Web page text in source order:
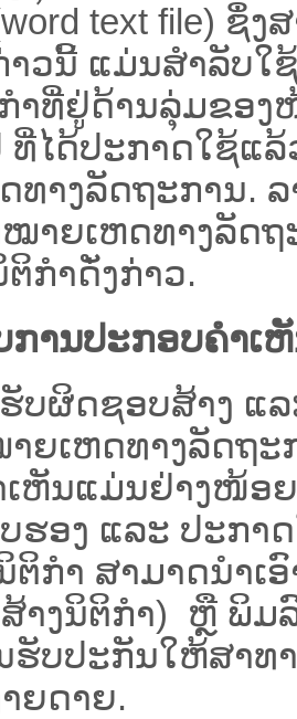
text file) ຊຶ່
ວນີ້ ແມ່ນສຳລັບໃ
ຳທີ່ຢູ່ດ້ານລຸ່ມຂອງ
ທີ່ໄດ້ປະກາດໃຊ້ແ
ທາງລັດຖະການ.
າຍເຫດທາງລັດ
ກໍາດັ່ງກ່າວ.
ການປະກອບຄຳເ
ຜິດຊອບສ້າງ ແລ
ຍເຫດທາງລັດຖະ
ເຫັນແມ່ນຢ່າງໜ້ອ
ຮອງ ແລະ ປະກາ
ຕິກໍາ ສາມາດນຳເ
າງນິຕິກຳ) ຫຼື ພິມ
ຮັບປະກັນໃຫ້ສາທ
ຍດາຍ.